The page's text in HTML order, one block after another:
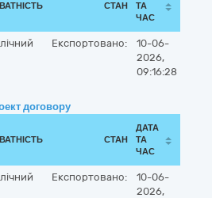
СТАН
ТА
ЧАС
Експортовано:
10-06-
2026,
09:16:28
договору
СТАН
ДАТА
ТА
ЧАС
Експортовано:
10-06-
2026,